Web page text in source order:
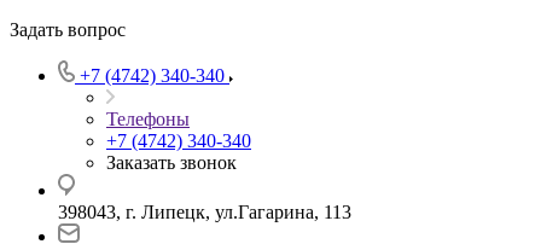
Задать вопрос
+7 (4742) 340-340
Телефоны
+7 (4742) 340-340
Заказать звонок
398043, г. Липецк, ул.Гагарина, 113